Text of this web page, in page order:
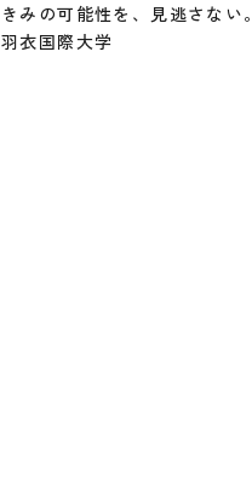
きみの可能性を、見逃さない。
羽衣国際大学